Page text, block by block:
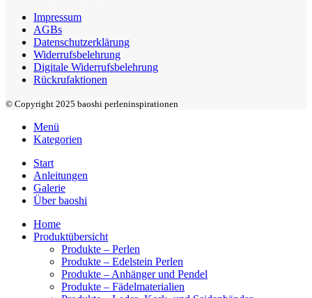
Impressum
AGBs
Datenschutzerklärung
Widerrufsbelehrung
Digitale Widerrufsbelehrung
Rückrufaktionen
© Copyright 2025 baoshi perleninspirationen
Menü
Kategorien
Start
Anleitungen
Galerie
Über baoshi
Home
Produktübersicht
Produkte – Perlen
Produkte – Edelstein Perlen
Produkte – Anhänger und Pendel
Produkte – Fädelmaterialien